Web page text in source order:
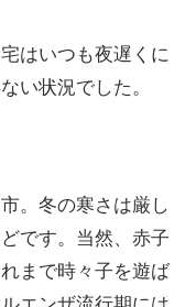
はいつも夜遅くに
い状況でした。
。冬の寒さは厳し
です。当然、赤子
まで時々子を遊ば